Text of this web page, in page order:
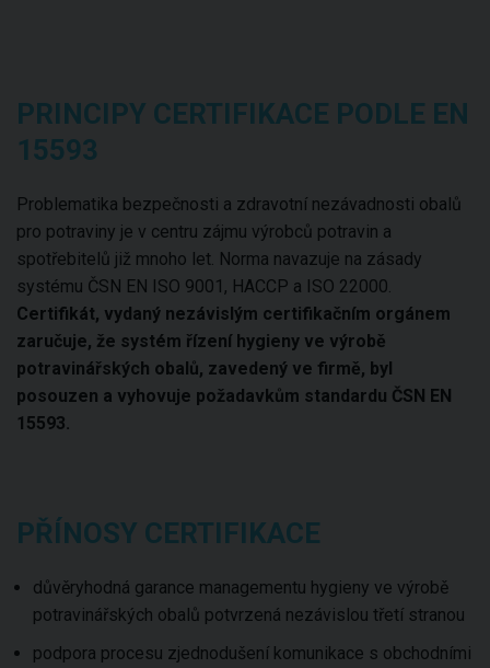
PRINCIPY CERTIFIKACE PODLE EN
15593
Problematika bezpečnosti a zdravotní nezávadnosti obalů
pro potraviny je v centru zájmu výrobců potravin a
spotřebitelů již mnoho let. Norma navazuje na zásady
systému ČSN EN ISO 9001, HACCP a ISO 22000.
Certifikát, vydaný nezávislým certifikačním orgánem
zaručuje, že systém řízení hygieny ve výrobě
potravinářských obalů, zavedený ve firmě, byl
posouzen a vyhovuje požadavkům standardu ČSN EN
15593.
PŘÍNOSY CERTIFIKACE
důvěryhodná garance managementu hygieny ve výrobě
potravinářských obalů potvrzená nezávislou třetí stranou
podpora procesu zjednodušení komunikace s obchodními